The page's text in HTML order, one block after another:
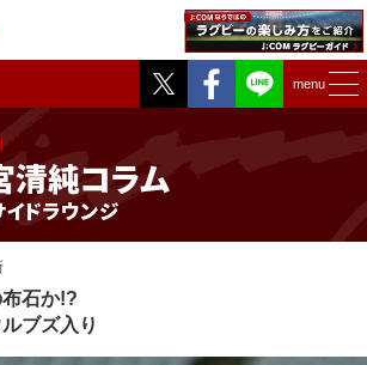
Twitter
Facebook
menu
清純コラム
イドラウンジ
石か!?
ブズ入り